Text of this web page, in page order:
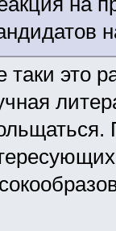
таки это